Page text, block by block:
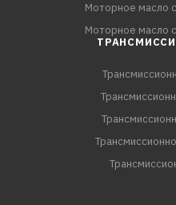
Моторное масло
Моторное масло